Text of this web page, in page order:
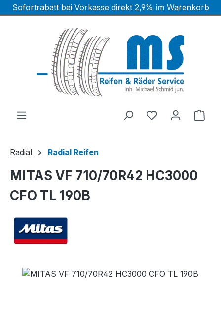
Zum Hauptinhalt springen
Sofortrabatt bei Vorkasse direkt 2,9% im Warenkorb
Radial Radial Reifen
MITAS VF 710/70R42 HC3000
CFO TL 190B
Bildergalerie überspringen